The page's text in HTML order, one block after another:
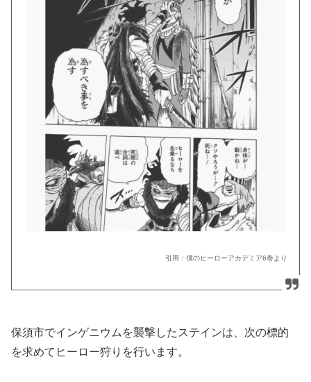
引用：僕のヒーローアカデミア6巻より
保須市でインゲニウムを襲撃したステインは、次の標的
を求めてヒーロー狩りを行います。